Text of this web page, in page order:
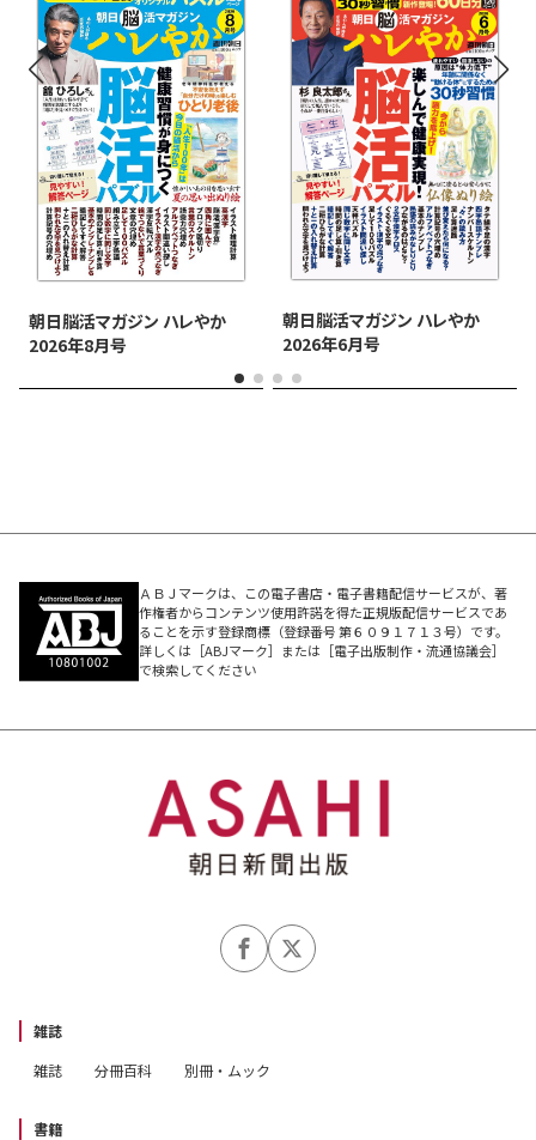
朝日脳活マガジン ハレやか
2026年8月号
朝日脳活マガジン ハレやか
2026年6月号
ＡＢＪマークは、この電子書店・電子書籍配信サービスが、著
作権者からコンテンツ使用許諾を得た正規版配信サービスであ
ることを示す登録商標（登録番号 第６０９１７１３号）です。
詳しくは［ABJマーク］または［電子出版制作・流通協議会］
で検索してください
雑誌
雑誌
分冊百科 別冊・ムック
書籍